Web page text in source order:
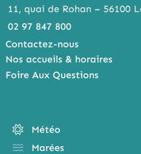
11, quai de Rohan – 56100
02 97 847 800
Contactez-nous
Nos accueils & horaires
Foire Aux Questions
Météo
Marées